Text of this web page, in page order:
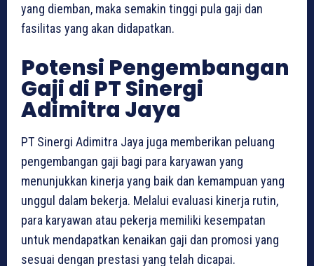
yang diemban, maka semakin tinggi pula gaji dan
fasilitas yang akan didapatkan.
Potensi Pengembangan
Gaji di PT Sinergi
Adimitra Jaya
PT Sinergi Adimitra Jaya juga memberikan peluang
pengembangan gaji bagi para karyawan yang
menunjukkan kinerja yang baik dan kemampuan yang
unggul dalam bekerja. Melalui evaluasi kinerja rutin,
para karyawan atau pekerja memiliki kesempatan
untuk mendapatkan kenaikan gaji dan promosi yang
sesuai dengan prestasi yang telah dicapai.